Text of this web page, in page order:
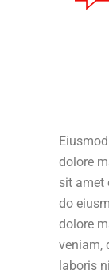
dolore
sit amet
do
dolore
veniam,
laboris